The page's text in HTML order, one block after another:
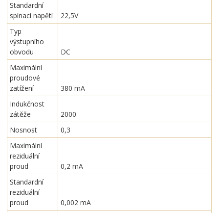
Standardní
spínací napětí
22,5V
Typ
výstupního
obvodu
DC
Maximální
proudové
zatížení
380 mA
Indukčnost
zátěže
2000
Nosnost
0,3
Maximální
reziduální
proud
0,2 mA
Standardní
reziduální
proud
0,002 mA